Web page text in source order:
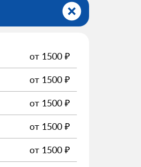
от 1500 ₽
от 1500 ₽
от 1500 ₽
от 1500 ₽
от 1500 ₽